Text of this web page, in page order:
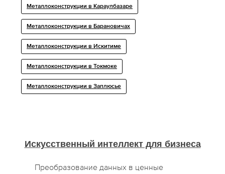
Металлоконструкции в Караулбазаре
Металлоконструкции в Барановичах
Металлоконструкции в Искитиме
Металлоконструкции в Токмоке
Металлоконструкции в Заплюсье
Искусственный интеллект для бизнеса
Преобразование данных в ценные